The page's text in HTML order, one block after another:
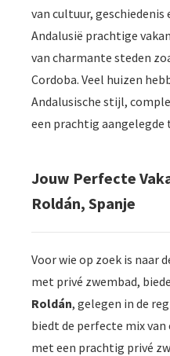
van cultuur,
Andalusië prachtige
van charmante steden
Cordoba. Veel huizen
Andalusische stijl,
een prachtig aangelegde
Jouw Perfecte
Roldán, Spanje
Voor wie op zoek is naar
met privé zwembad,
Roldán, gelegen in de
biedt de perfecte mix
met een prachtig privé